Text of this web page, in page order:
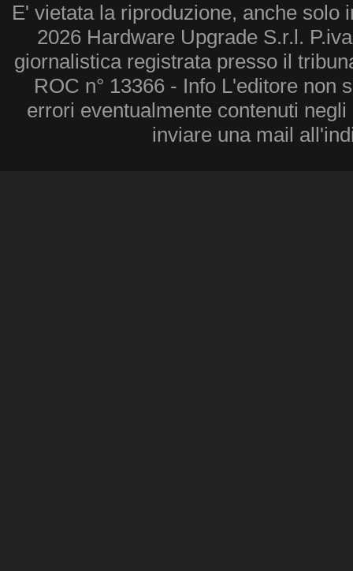
E' vietata la riproduzione, anche solo
2026 Hardware Upgrade S.r.l.
giornalistica registrata presso il
ROC n° 13366 - Info L'editore non
errori eventualmente contenuti
inviare una mail